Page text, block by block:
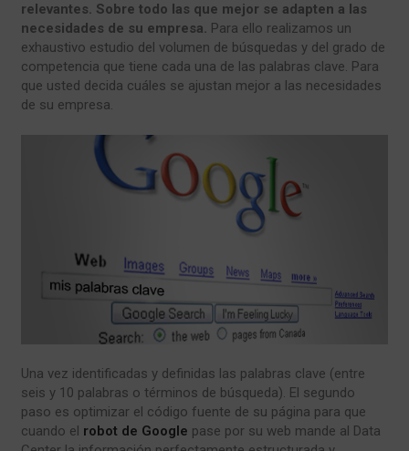
relevantes. Sobre todo las que mejor se adapten a las
necesidades de su empresa. Para ello realizamos un
exhaustivo estudio del volumen de búsquedas y del grado de
competencia que tiene cada una de las palabras clave. Para
que usted decida cuáles se ajustan mejor a las necesidades
de su empresa.
Una vez identificadas y definidas las palabras clave (entre
seis y 10 palabras o términos de búsqueda). El segundo
paso es optimizar el código fuente de su página para que
cuando el robot de Google pase por su web mande al Data